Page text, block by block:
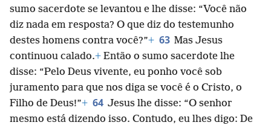
sumo sacerdote se levantou e lhe disse: “Você não
diz nada em resposta? O que diz do testemunho
destes homens contra você?”+ 63 Mas Jesus
continuou calado.+ Então o sumo sacerdote lhe
disse: “Pelo Deus vivente, eu ponho você sob
juramento para que nos diga se você é o Cristo, o
Filho de Deus!”+ 64 Jesus lhe disse: “O senhor
mesmo está dizendo isso. Contudo, eu lhes digo: De